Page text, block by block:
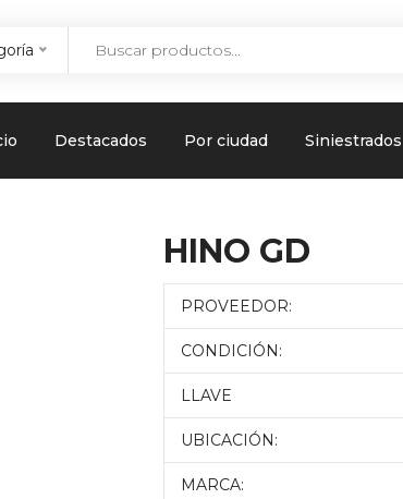
Destacados Por ciudad Siniestrados
HINO GD
PROVEEDOR:
CONDICIÓN:
LLAVE
UBICACIÓN:
MARCA: